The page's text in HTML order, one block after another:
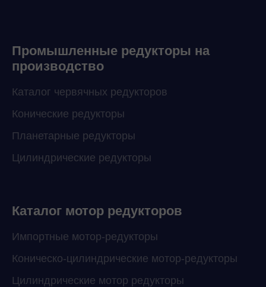
Промышленные редукторы на
производство
Каталог червячных редукторов
Конические редукторы
Планетарные редукторы
Цилиндрические редукторы
Каталог мотор редукторов
Импортные мотор-редукторы
Коническо-цилиндрические мотор-редукторы
Цилиндрические мотор редукторы